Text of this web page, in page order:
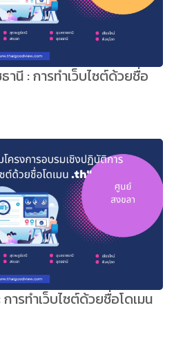
นี : การทำเว็บไซต์ด้วยชื่อ
ารทำเว็บไซต์ด้วยชื่อโดเมน